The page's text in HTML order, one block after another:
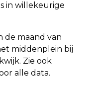
in willekeurige
de maand van
middenplein bij
Zie ook
alle data.